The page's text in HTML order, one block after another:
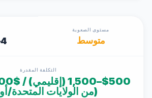
مستوى الصعوبة
متوسط 4–8 أسابيع
التكلفة المقدرة
(من الولايات المتحدة/